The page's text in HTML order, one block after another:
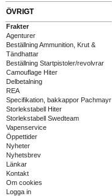
ÖVRIGT
Frakter
Agenturer
Beställning Ammunition, Krut &
Tändhattar
Beställning Startpistoler/revolvrar
Camouflage Hiter
Delbetalning
REA
Specifikation, bakkappor Pachmayr
Storlekstabell Hiter
Storlekstabell Swedteam
Vapenservice
Öppettider
Nyheter
Nyhetsbrev
Länkar
Kontakt
Om cookies
Logga in